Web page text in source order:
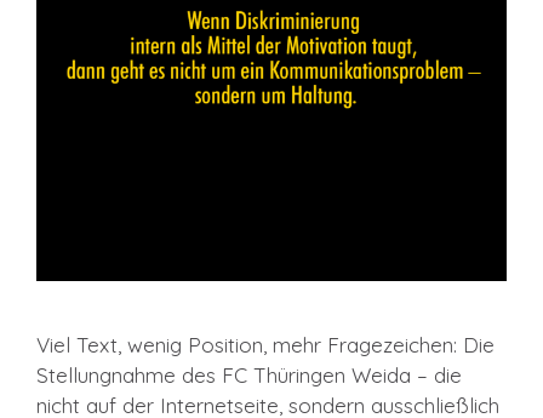
Viel Text, wenig Position, mehr Fragezeichen: Die
Stellungnahme des FC Thüringen Weida – die
nicht auf der Internetseite, sondern ausschließlich